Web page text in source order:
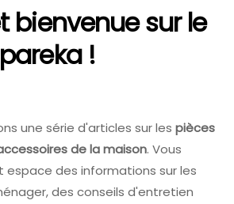
bienvenue sur le
!
une série d'articles sur les pièces
de la maison. Vous
espace des informations sur les
des conseils d'entretien